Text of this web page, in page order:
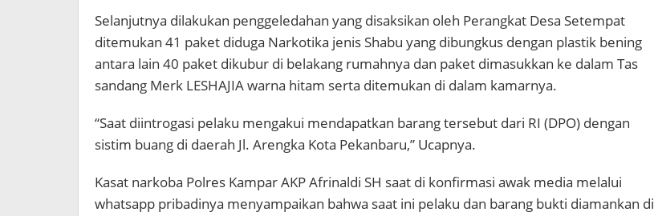
Selanjutnya dilakukan penggeledahan yang disaksikan oleh Perangkat Desa Setempat
ditemukan 41 paket diduga Narkotika jenis Shabu yang dibungkus dengan plastik bening
antara lain 40 paket dikubur di belakang rumahnya dan paket dimasukkan ke dalam Tas
sandang Merk LESHAJIA warna hitam serta ditemukan di dalam kamarnya.
“Saat diintrogasi pelaku mengakui mendapatkan barang tersebut dari RI (DPO) dengan
sistim buang di daerah Jl. Arengka Kota Pekanbaru,” Ucapnya.
Kasat narkoba Polres Kampar AKP Afrinaldi SH saat di konfirmasi awak media melalui
whatsapp pribadinya menyampaikan bahwa saat ini pelaku dan barang bukti diamankan di